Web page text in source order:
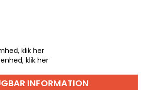
klik her
klik her
INFORMATION